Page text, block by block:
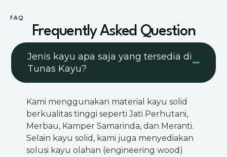
FAQ
Frequently Asked Question
Jenis kayu apa saja yang tersedia di
Tunas Kayu?
Kami menggunakan material kayu solid
berkualitas tinggi seperti Jati Perhutani,
Merbau, Kamper Samarinda, dan Meranti.
Selain kayu solid, kami juga menyediakan
solusi kayu olahan (engineering wood)